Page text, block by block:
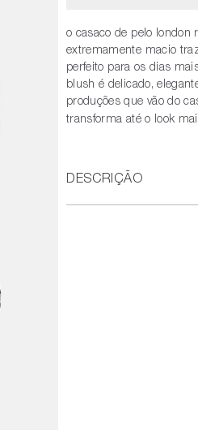
o casaco de pelo london
extremamente macio
perfeito para os dias
blush é delicado,
produções que vão do
transforma até o look
DESCRIÇÃO